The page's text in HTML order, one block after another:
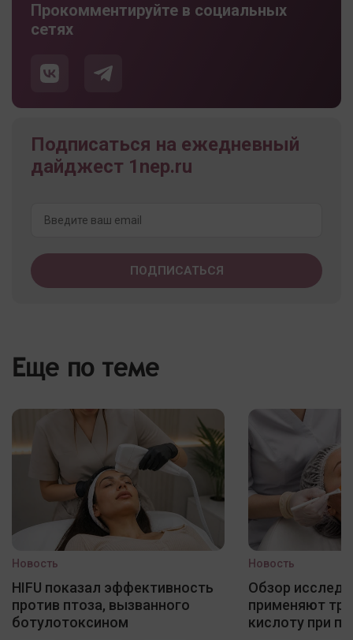
Прокомментируйте в социальных
сетях
Подписаться на ежедневный
дайджест 1nep.ru
Еще по теме
Новость
HIFU показал эффективность
против птоза, вызванного
ботулотоксином
Новость
Обзор
применяют
кислоту при